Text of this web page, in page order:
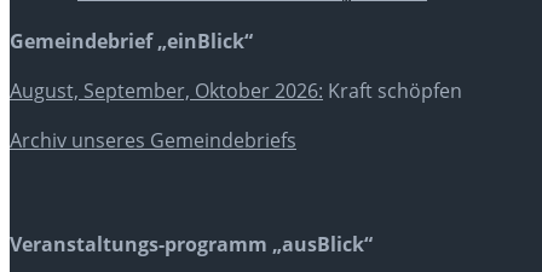
Gemeindebrief „einBlick“
August, September, Oktober 2026: Kraft schöpfen
Archiv unseres Gemeindebriefs
Veranstaltungs-programm „ausBlick“